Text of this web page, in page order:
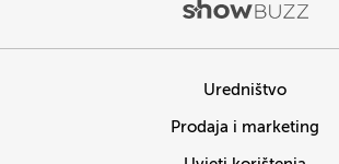
Uredništvo
Prodaja i marketing